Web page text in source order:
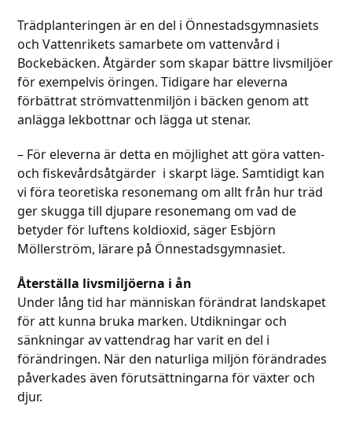
Trädplanteringen är en del i Önnestadsgymnasiets
och Vattenrikets samarbete om vattenvård i
Bockebäcken. Åtgärder som skapar bättre livsmiljöer
för exempelvis öringen. Tidigare har eleverna
förbättrat strömvattenmiljön i bäcken genom att
anlägga lekbottnar och lägga ut stenar.
– För eleverna är detta en möjlighet att göra vatten-
och fiskevårdsåtgärder i skarpt läge. Samtidigt kan
vi föra teoretiska resonemang om allt från hur träd
ger skugga till djupare resonemang om vad de
betyder för luftens koldioxid, säger Esbjörn
Möllerström, lärare på Önnestadsgymnasiet.
Återställa livsmiljöerna i ån
Under lång tid har människan förändrat landskapet
för att kunna bruka marken. Utdikningar och
sänkningar av vattendrag har varit en del i
förändringen. När den naturliga miljön förändrades
påverkades även förutsättningarna för växter och
djur.